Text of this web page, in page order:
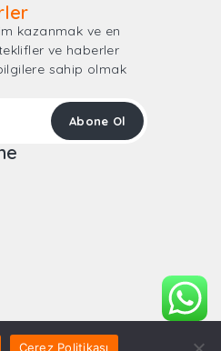
kazanmak ve en
ve haberler
sahip olmak
Çerez Politikası